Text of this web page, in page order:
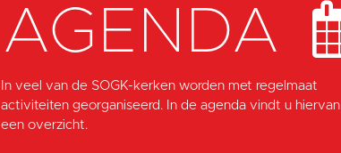
AGENDA
In veel van de SOGK-kerken worden met regelmaat
activiteiten georganiseerd. In de agenda vindt u hiervan
een overzicht.